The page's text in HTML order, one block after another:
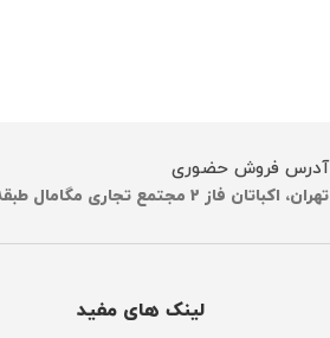
آدرس فروش حضوری
تهران، اکباتان فاز 2 مجتمع تجاری مگامال طبقه G2
لینک های مفید